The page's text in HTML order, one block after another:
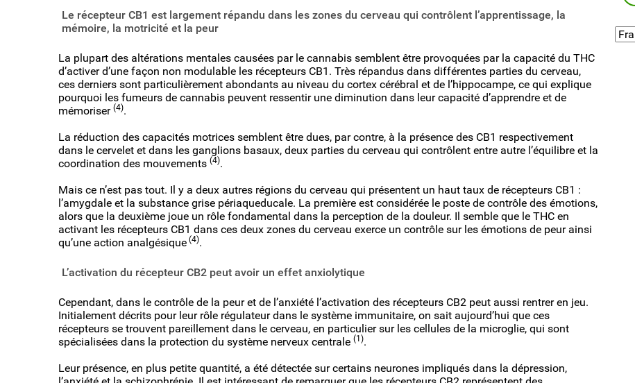
Le récepteur CB1 est largement répandu dans les zones du cerveau qui contrôlent l’apprentissage, la
mémoire, la motricité et la peur
La plupart des altérations mentales causées par le cannabis semblent être provoquées par la capacité du THC
d’activer d’une façon non modulable les récepteurs CB1. Très répandus dans différentes parties du cerveau,
ces derniers sont particulièrement abondants au niveau du cortex cérébral et de l’hippocampe, ce qui explique
pourquoi les fumeurs de cannabis peuvent ressentir une diminution dans leur capacité d’apprendre et de
mémoriser (4).
La réduction des capacités motrices semblent être dues, par contre, à la présence des CB1 respectivement
dans le cervelet et dans les ganglions basaux, deux parties du cerveau qui contrôlent entre autre l’équilibre et la
coordination des mouvements (4).
Mais ce n’est pas tout. Il y a deux autres régions du cerveau qui présentent un haut taux de récepteurs CB1 :
l’amygdale et la substance grise périaqueducale. La première est considérée le poste de contrôle des émotions,
alors que la deuxième joue un rôle fondamental dans la perception de la douleur. Il semble que le THC en
activant les récepteurs CB1 dans ces deux zones du cerveau exerce un contrôle sur les émotions de peur ainsi
qu’une action analgésique (4).
L’activation du récepteur CB2 peut avoir un effet anxiolytique
Cependant, dans le contrôle de la peur et de l’anxiété l’activation des récepteurs CB2 peut aussi rentrer en jeu.
Initialement décrits pour leur rôle régulateur dans le système immunitaire, on sait aujourd’hui que ces
récepteurs se trouvent pareillement dans le cerveau, en particulier sur les cellules de la microglie, qui sont
spécialisées dans la protection du système nerveux centrale (1).
Leur présence, en plus petite quantité, a été détectée sur certains neurones impliqués dans la dépression,